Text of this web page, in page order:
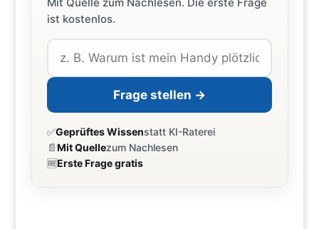
ist kostenlos.
Frage stellen →
✅Geprüftes Wissenstatt KI-Raterei
📄Mit Quellezum Nachlesen
🆓Erste Frage gratis